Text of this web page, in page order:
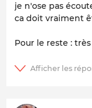
je n'ose pas
ca doit vraiment
Pour le reste :